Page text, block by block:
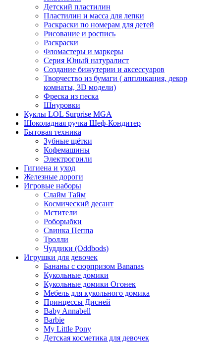
Детский пластилин
Пластилин и масса для лепки
Раскраски по номерам для детей
Рисование и роспись
Раскраски
Фломастеры и маркеры
Серия Юный натуралист
Создание бижутерии и аксессуаров
Творчество из бумаги ( аппликация, декор
комнаты, 3D модели)
Фреска из песка
Шнуровки
Куклы LOL Surprise MGA
Шоколадная ручка Шеф-Кондитер
Бытовая техника
Зубные щётки
Кофемашины
Электрогрили
Гигиена и уход
Железные дороги
Игровые наборы
Слайм Тайм
Космический десант
Мстители
Роборыбки
Свинка Пеппа
Тролли
Чуддики (Oddbods)
Игрушки для девочек
Бананы с сюрпризом Bananas
Кукольные домики
Кукольные домики Огонек
Мебель для кукольного домика
Принцессы Дисней
Baby Annabell
Barbie
My Little Pony
Детская косметика для девочек